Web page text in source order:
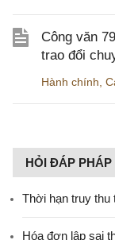
Công văn
trao đổi
Hành chính
HỎI ĐÁP PHÁP
Thời hạn truy thu
Hóa đơn lập sai